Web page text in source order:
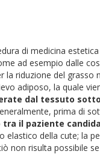
di medicina
ad esempio dalle
la riduzione del grasso
adiposo, la quale
dal tessuto
prima di
il paziente
elastico della cute; la
non risulta possibile